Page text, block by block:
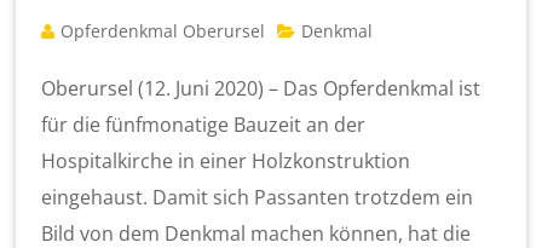
Opferdenkmal Oberursel Denkmal
Oberursel (12. Juni 2020) – Das Opferdenkmal ist
für die fünfmonatige Bauzeit an der
Hospitalkirche in einer Holzkonstruktion
eingehaust. Damit sich Passanten trotzdem ein
Bild von dem Denkmal machen können, hat die